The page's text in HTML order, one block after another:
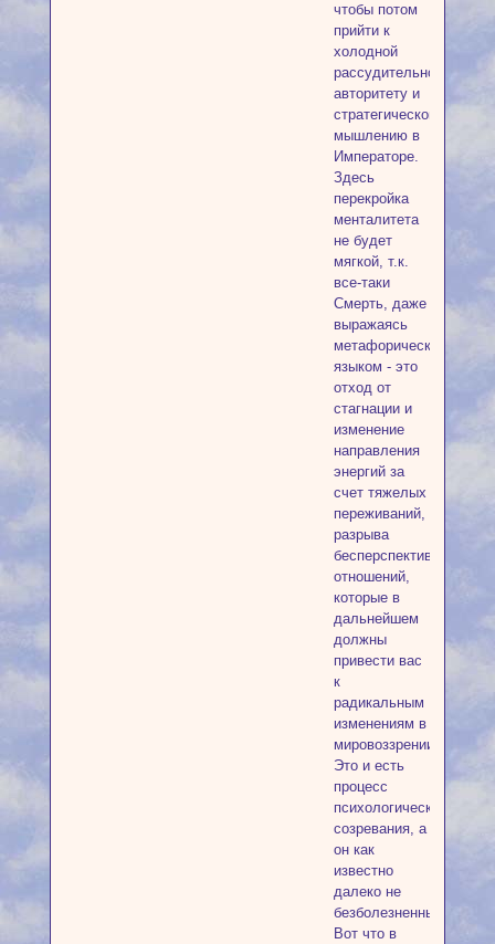
чтобы потом
прийти к
холодной
рассудительности,
авторитету и
стратегическому
мышлению в
Императоре.
Здесь
перекройка
менталитета
не будет
мягкой, т.к.
все-таки
Смерть, даже
выражаясь
метафорическим
языком - это
отход от
стагнации и
изменение
направления
энергий за
счет тяжелых
переживаний,
разрыва
бесперспективных
отношений,
которые в
дальнейшем
должны
привести вас
к
радикальным
изменениям в
мировоззрении.
Это и есть
процесс
психологического
созревания, а
он как
известно
далеко не
безболезненный.
Вот что в